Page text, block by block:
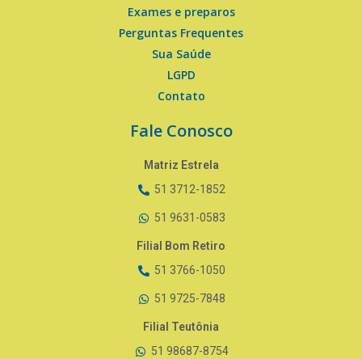
Exames e preparos
Perguntas Frequentes
Sua Saúde
LGPD
Contato
Fale Conosco
Matriz Estrela
51 3712-1852
51 9631-0583
Filial Bom Retiro
51 3766-1050
51 9725-7848
Filial Teutônia
51 98687-8754